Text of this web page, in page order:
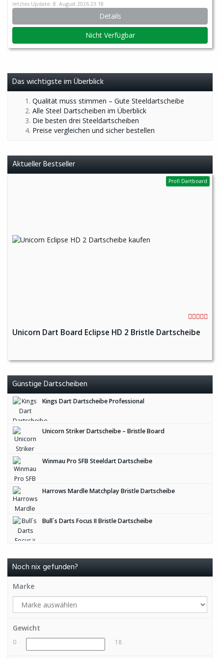
letztes Update: 8. August 2026 23:18
Details
Nicht Verfügbar
Das wichtigste im Überblick
Qualität muss stimmen – Gute Steeldartscheibe
Alle Steel Dartscheiben im Überblick
Die besten drei Steeldartscheiben
Preise vergleichen und sicher bestellen
Aktueller Bestseller
Profi Dartboard
Unicorn Dart Board Eclipse HD 2 Bristle Dartscheibe
Günstige Dartscheiben
Kings Dart Dartscheibe Professional
Unicorn Striker Dartscheibe – Bristle Board
Winmau Pro SFB Steeldart Dartscheibe
Harrows Mardle Matchplay Bristle Dartscheibe
Bull´s Darts Focus II Bristle Dartscheibe
Noch nix gefunden?
Marke
Gewicht
0 18